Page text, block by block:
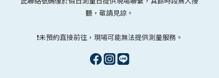
聽，敬請見諒。
❗未預約直接前往，現場可能無法提供測量服務。